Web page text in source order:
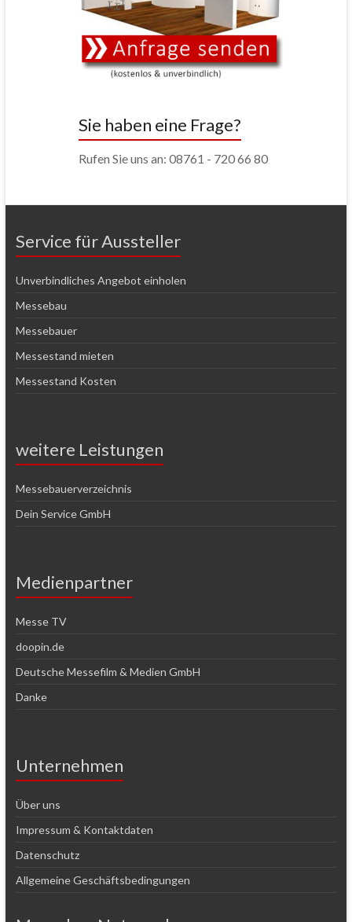
Sie haben eine Frage?
Rufen Sie uns an: 08761 - 720 66 80
Service für Aussteller
Unverbindliches Angebot einholen
Messebau
Messebauer
Messestand mieten
Messestand Kosten
weitere Leistungen
Messebauerverzeichnis
Dein Service GmbH
Medienpartner
Messe TV
doopin.de
Deutsche Messefilm & Medien GmbH
Danke
Unternehmen
Über uns
Impressum & Kontaktdaten
Datenschutz
Allgemeine Geschäftsbedingungen